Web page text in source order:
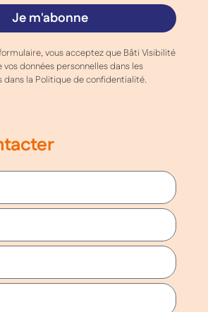
Je m'abonne
vous acceptez que Bâti Visibilité
données personnelles dans les
la Politique de confidentialité.